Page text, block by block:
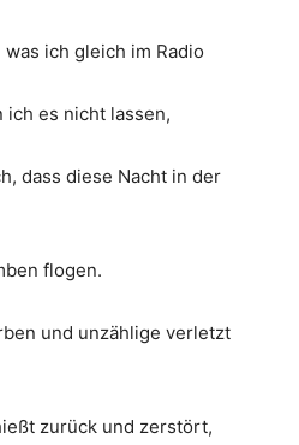
ich gleich im Radio
ich es nicht lassen,
dass diese Nacht in der
flogen.
und unzählige verletzt
zurück und zerstört,